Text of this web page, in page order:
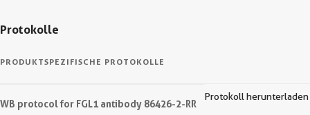
Protokolle
PRODUKTSPEZIFISCHE PROTOKOLLE
WB protocol for FGL1 antibody 86426-2-RR
Protokoll herunterladen